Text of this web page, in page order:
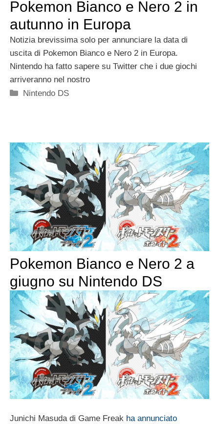
Pokemon Bianco e Nero 2 in
autunno in Europa
Notizia brevissima solo per annunciare la data di
uscita di Pokemon Bianco e Nero 2 in Europa.
Nintendo ha fatto sapere su Twitter che i due giochi
arriveranno nel nostro
Categorie
Nintendo DS
Pokemon Bianco e Nero 2 a
giugno su Nintendo DS
Junichi Masuda di Game Freak ha annunciato